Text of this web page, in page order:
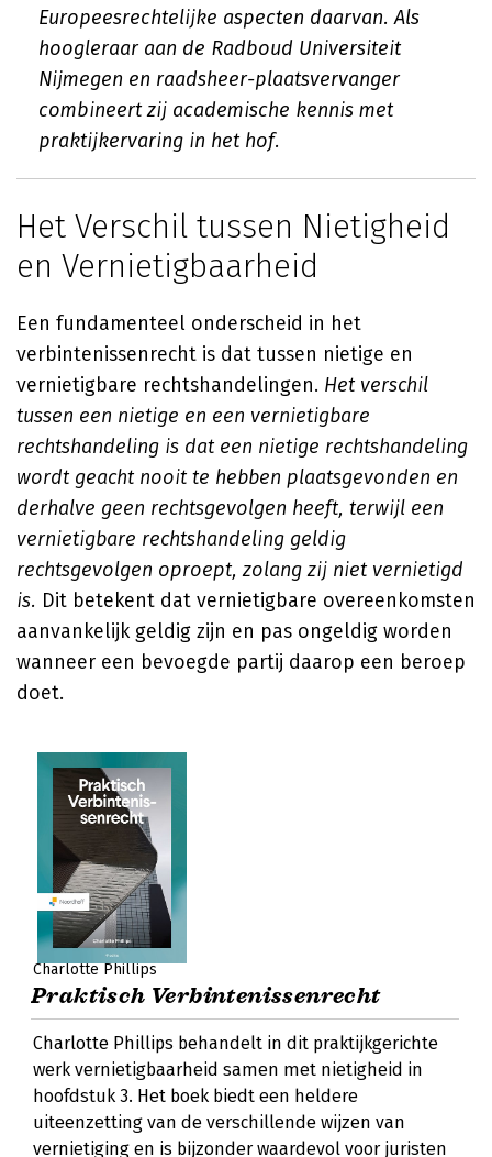
Europeesrechtelijke aspecten daarvan. Als
hoogleraar aan de Radboud Universiteit
Nijmegen en raadsheer-plaatsvervanger
combineert zij academische kennis met
praktijkervaring in het hof.
Het Verschil tussen Nietigheid
en Vernietigbaarheid
Een fundamenteel onderscheid in het
verbintenissenrecht is dat tussen nietige en
vernietigbare rechtshandelingen. Het verschil
tussen een nietige en een vernietigbare
rechtshandeling is dat een nietige rechtshandeling
wordt geacht nooit te hebben plaatsgevonden en
derhalve geen rechtsgevolgen heeft, terwijl een
vernietigbare rechtshandeling geldig
rechtsgevolgen oproept, zolang zij niet vernietigd
is. Dit betekent dat vernietigbare overeenkomsten
aanvankelijk geldig zijn en pas ongeldig worden
wanneer een bevoegde partij daarop een beroep
doet.
Charlotte Phillips
Praktisch Verbintenissenrecht
Charlotte Phillips behandelt in dit praktijkgerichte
werk vernietigbaarheid samen met nietigheid in
hoofdstuk 3. Het boek biedt een heldere
uiteenzetting van de verschillende wijzen van
vernietiging en is bijzonder waardevol voor juristen